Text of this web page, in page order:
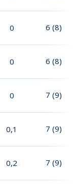
0 6 (8)
0 6 (8)
0 7 (9)
0,1 7 (9)
0,2 7 (9)